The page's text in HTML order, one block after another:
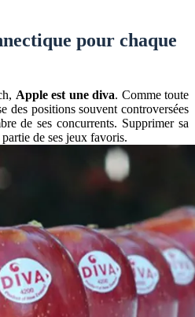
pour chaque
Apple est une diva. Comme toute
des positions souvent controversées
de ses concurrents. Supprimer sa
de ses jeux favoris.